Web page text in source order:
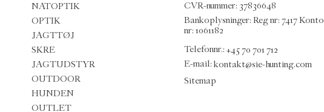
NATOPTIK
OPTIK
JAGTTØJ
SKRE
JAGTUDSTYR
OUTDOOR
HUNDEN
OUTLET
CVR-nummer: 37836648
Bankoplysninger: Reg nr: 7417 Konto
nr: 1061182
Telefonnr.: +45 70 701 712
E-mail: kontakt@sie-hunting.com
Sitemap